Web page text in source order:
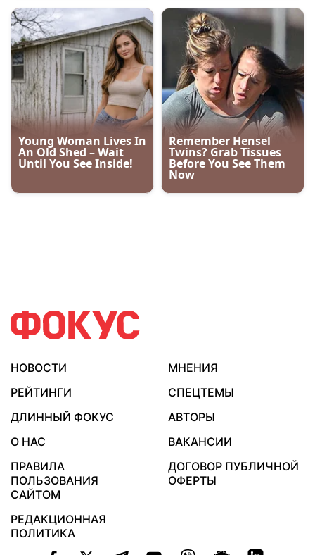
НОВОСТИ
МНЕНИЯ
РЕЙТИНГИ
СПЕЦТЕМЫ
ДЛИННЫЙ ФОКУС
АВТОРЫ
О НАС
ВАКАНСИИ
ПРАВИЛА
ПОЛЬЗОВАНИЯ
САЙТОМ
ДОГОВОР ПУБЛИЧНОЙ
ОФЕРТЫ
РЕДАКЦИОННАЯ
ПОЛИТИКА